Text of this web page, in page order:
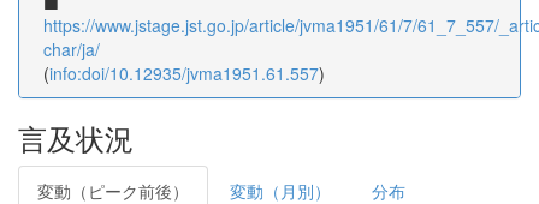
https://www.jstage.jst.go.jp/article/jvma1951/61/7/61_7_557/
char/ja/
(info:doi/10.12935/jvma1951.61.557)
言及状況
変動（ピーク前後） 変動（月別） 分布